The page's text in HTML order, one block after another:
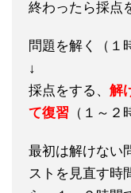
終わったら採点
問題を解く（１
↓
採点をする、 解
て復習 （１～２
最初は解けない
ストを見直す時